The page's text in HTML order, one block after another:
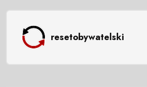
resetobywatelski